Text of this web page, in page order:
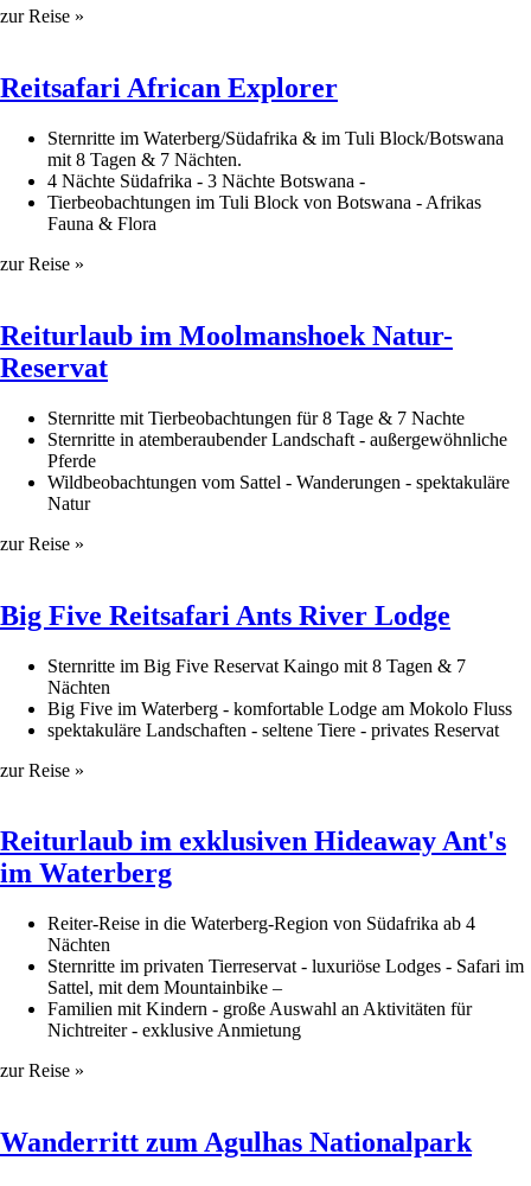
Uruguay
zur Reise »
​Reitsafari African Explorer
Sternritte im Waterberg/Südafrika & im Tuli Block/Botswana
mit 8 Tagen & 7 Nächten.
4 Nächte Südafrika - 3 Nächte Botswana -
Tierbeobachtungen im Tuli Block von Botswana - Afrikas
Fauna & Flora
zur Reise »
Reiturlaub im Moolmanshoek Natur-
Reservat
Sternritte mit Tierbeobachtungen für 8 Tage & 7 Nachte
Sternritte in atemberaubender Landschaft - außergewöhnliche
Pferde
Wildbeobachtungen vom Sattel - Wanderungen - spektakuläre
Natur
zur Reise »
Big Five Reitsafari Ants River Lodge
Sternritte im Big Five Reservat Kaingo mit 8 Tagen & 7
Nächten
Big Five im Waterberg - komfortable Lodge am Mokolo Fluss
spektakuläre Landschaften - seltene Tiere - privates Reservat
zur Reise »
Reiturlaub im exklusiven Hideaway Ant's
im Waterberg
Reiter-Reise in die Waterberg-Region von Südafrika ab 4
Nächten
Sternritte im privaten Tierreservat - luxuriöse Lodges - Safari im
Sattel, mit dem Mountainbike –
Familien mit Kindern - große Auswahl an Aktivitäten für
Nichtreiter - exklusive Anmietung
zur Reise »
Wanderritt zum Agulhas Nationalpark